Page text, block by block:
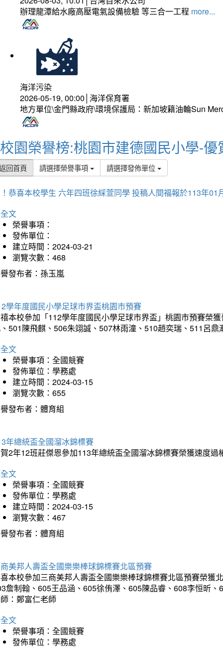
辦理龍潭給水廠高壓電氣設備檢驗 等三合一工程 more...
海洋污染
2026-05-19, 00:00│海洋保育署
地方單位\金門縣政府\環境保護局：新加坡籍油輪Sun
校園榮譽榜:桃園市建德國民小學-優
回首頁 請選擇榮譽事項 請選擇發佈單位
恭喜本校學生 六年四班徐綵萱同學 投稿人間福報於113年01
文
榮譽事項：
發佈單位：
建立時間：2024-03-21
瀏覽次數：468
發布者：孫玉嵐
學年度國民小學足球市界盃桃園市預賽
本校參加「112學年度國民小學足球市界盃」桃園市預賽榮
501陳飛麒、506朱翊誠、507林雨潼、510趙奕瑞、511呂
文
榮譽事項：全國競賽
發佈單位：學務處
建立時間：2024-03-15
瀏覽次數：655
發布者：體育組
年總統盃全國溜冰錦標賽
2年12班莊傑恩參加113年總統盃全國溜冰錦標賽榮獲速度過
文
榮譽事項：全國競賽
發佈單位：學務處
建立時間：2024-03-15
瀏覽次數：467
發布者：體育組
美邦人壽盃全國樂樂棒球錦標賽北區預賽
本校參加三商美邦人壽盃全國樂樂棒球錦標賽北區預賽榮
詹制翰、605王品涵、605徐侑澤、605陳品睿、608李恒昕
：鄭富仁老師
文
榮譽事項：全國競賽
發佈單位：學務處